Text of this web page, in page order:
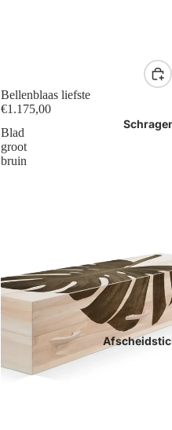
Bellenblaas liefste
€1.175,00
Blad
groot
bruin